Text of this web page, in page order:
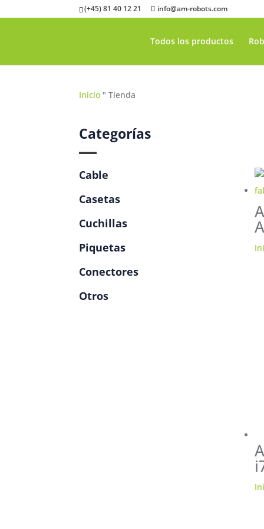
(+45) 81 40 12 21 info@am-robots.com
Todos los productos
Inicio "Tienda
Categorías
Cable
Casetas
Cuchillas
Piquetas
Conectores
Otros